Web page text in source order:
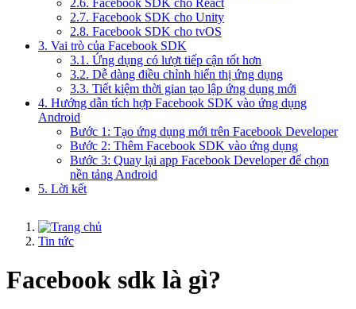
2.6. Facebook SDK cho React
2.7. Facebook SDK cho Unity
2.8. Facebook SDK cho tvOS
3. Vai trò của Facebook SDK
3.1. Ứng dụng có lượt tiếp cận tốt hơn
3.2. Dễ dàng điều chỉnh hiển thị ứng dụng
3.3. Tiết kiệm thời gian tạo lập ứng dụng mới
4. Hướng dẫn tích hợp Facebook SDK vào ứng dụng
Android
Bước 1: Tạo ứng dụng mới trên Facebook Developer
Bước 2: Thêm Facebook SDK vào ứng dụng
Bước 3: Quay lại app Facebook Developer để chọn
nền tảng Android
5. Lời kết
Tin tức
Facebook sdk là gì?